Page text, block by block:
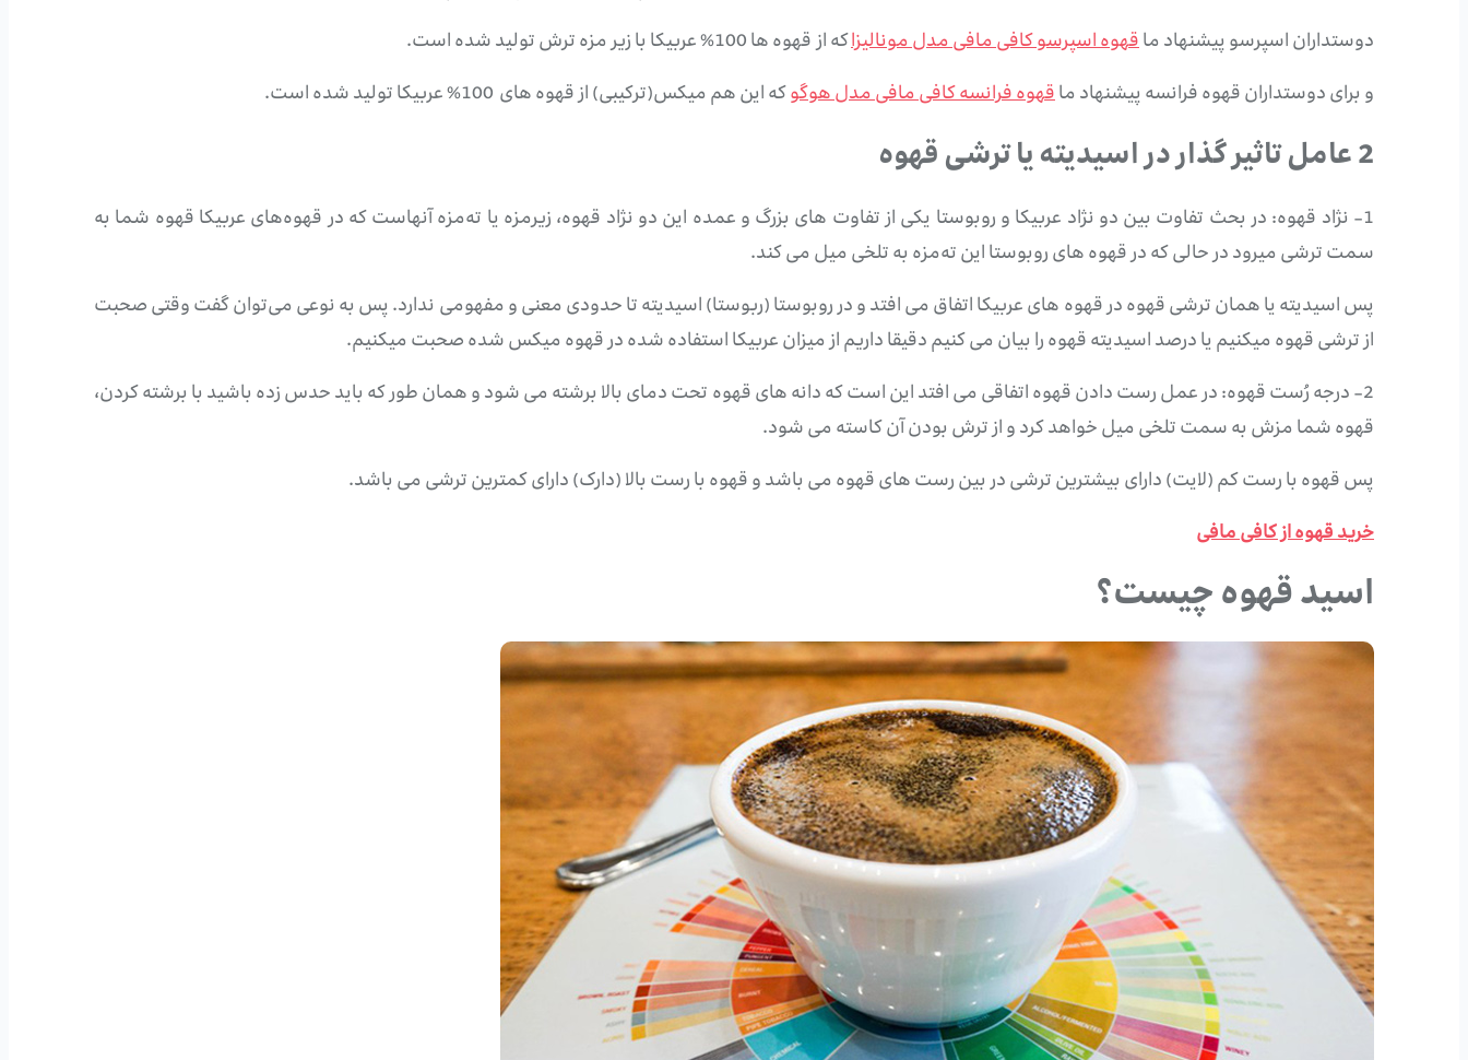
دوستداران اسپرسو پیشنهاد ماقهوه اسپرسو کافی مافی مدل مونالیزاکه از قهوه ها 100% عربیکا با زیر مزه ترش تولید شده است.
و برای دوستداران قهوه فرانسه پیشنهاد ماقهوه فرانسه کافی مافی مدل هوگوکه این هم میکس(ترکیبی) از قهوه های 100% عربیکا تولید شده است.
2 عامل تاثیر گذار در اسیدیته یا ترشی قهوه
1- نژاد قهوه: در بحث تفاوت بین دو نژاد عربیکا و روبوستا یکی از تفاوت های بزرگ و عمده این دو نژاد قهوه، زیرمزه یا ته‌مزه
آنهاست که در قهوه‌های عربیکا قهوه شما به
سمت ترشی میرود در حالی که در قهوه های روبوستا این ته‌مزه به تلخی میل می کند.
پس اسیدیته یا همان ترشی قهوه در قهوه های عربیکا اتفاق می افتد و در روبوستا (ربوستا) اسیدیته تا حدودی معنی و مفهومی ندارد. پس به نوعی می‌توان گفت وقتی صحبت
از ترشی قهوه میکنیم یا درصد اسیدیته قهوه را بیان می کنیم دقیقا داریم از میزان عربیکا استفاده شده در قهوه میکس شده صحبت میکنیم.
2- درجه رُست قهوه: در عمل رست دادن قهوه اتفاقی می افتد این است که دانه های قهوه تحت دمای بالا برشته می شود و همان طور که باید حدس زده باشید با برشته کردن،
قهوه شما مزش به سمت تلخی میل خواهد کرد و از ترش بودن آن کاسته می شود.
پس قهوه با رست کم (لایت) دارای بیشترین ترشی در بین رست های قهوه می باشد و قهوه با رست بالا (دارک) دارای کمترین ترشی می باشد.
خرید قهوه از کافی مافی
اسید قهوه چیست؟